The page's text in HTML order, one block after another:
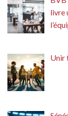
livre
Unir